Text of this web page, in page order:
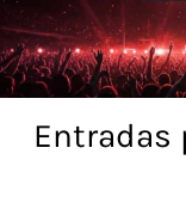
Skip
to
content
Entradas